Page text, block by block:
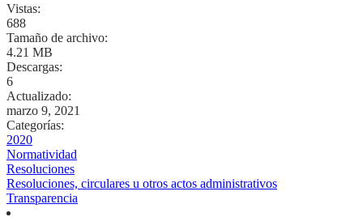
Vistas:
688
Tamaño de archivo:
4.21 MB
Descargas:
6
Actualizado:
marzo 9, 2021
Categorías:
2020
Normatividad
Resoluciones
Resoluciones, circulares u otros actos administrativos
Transparencia